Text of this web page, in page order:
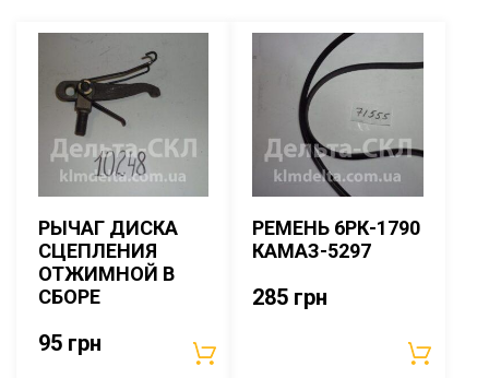
РЫЧАГ ДИСКА
СЦЕПЛЕНИЯ
ОТЖИМНОЙ В
СБОРЕ
95 грн
РЕМЕНЬ 6РК-1790
КАМАЗ-5297
285 грн